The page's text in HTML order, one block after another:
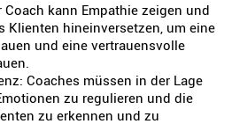
Coach kann Empathie zeigen und
Klienten hineinversetzen, um eine
und eine vertrauensvolle
Coaches müssen in der Lage
zu regulieren und die
zu erkennen und zu